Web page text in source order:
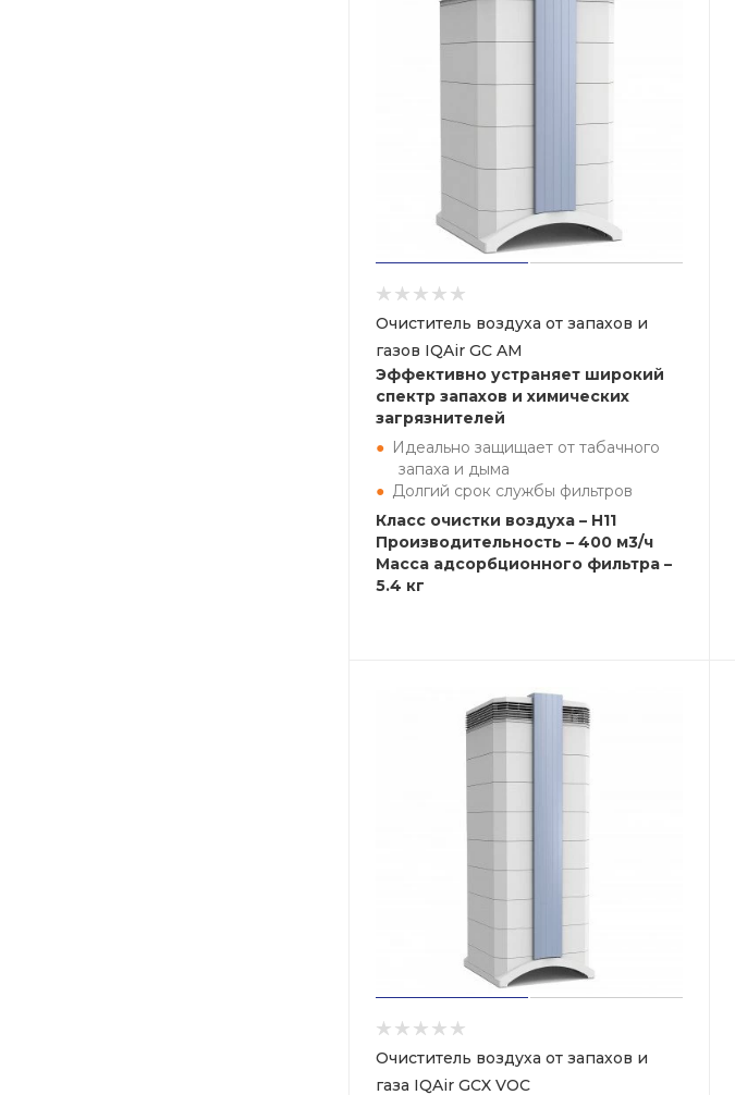
Очиститель воздуха от запахов и
газов IQAir GC AM
Эффективно устраняет широкий
спектр запахов и химических
загрязнителей
Идеально защищает от табачного
запаха и дыма
Долгий срок службы фильтров
Класс очистки воздуха – H11
Производительность – 400 м3/ч
Масса адсорбционного фильтра –
5.4 кг
Очиститель воздуха от запахов и
газа IQAir GCX VOC